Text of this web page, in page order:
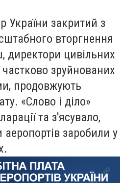
України закритий з
вторгнення
директори цивільних
частково зруйнованих
продовжують
«Слово і діло»
та з'ясувало,
аеропортів заробили у